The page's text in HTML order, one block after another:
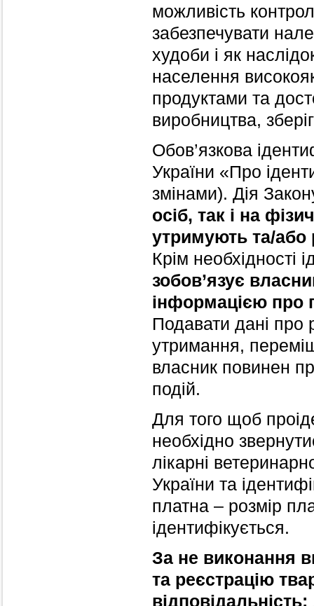
можливість
забезпечувати
худоби і як
населення
продуктами та
виробництва,
Обов’язкова
України «Про
змінами). Дія
осіб, так і на
утримують та/або
Крім необхідності
зобов’язує
інформацією про
Подавати дані про
утримання,
власник повинен
подій.
Для того щоб
необхідно
лікарні
України та
платна – розмір
ідентифікується.
За не виконання
та реєстрацію
відповідальність: